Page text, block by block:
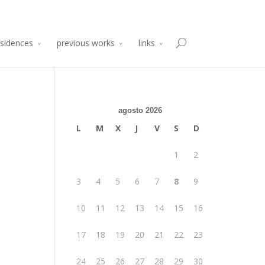
previous works links
agosto 2026
L M X J V S D
1 2
3 4 5 6 7 8 9
10 11 12 13 14 15 16
17 18 19 20 21 22 23
24 25 26 27 28 29 30